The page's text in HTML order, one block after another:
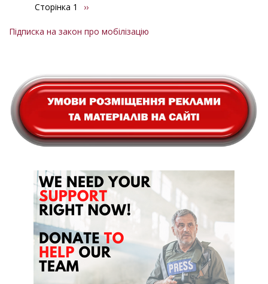
Розбивка
сторінки
Сторінка 1
Наступна
››
Підписка на закон про мобілізацію